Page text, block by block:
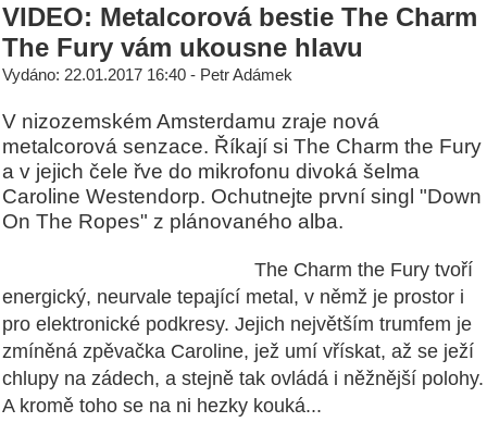
VIDEO: Metalcorová bestie The Charm
The Fury vám ukousne hlavu
Vydáno: 22.01.2017 16:40 - Petr Adámek
V nizozemském Amsterdamu zraje nová
metalcorová senzace. Říkají si The Charm the Fury
a v jejich čele řve do mikrofonu divoká šelma
Caroline Westendorp. Ochutnejte první singl "Down
On The Ropes" z plánovaného alba.
The Charm the Fury tvoří
energický, neurvale tepající metal, v němž je prostor i
pro elektronické podkresy. Jejich největším trumfem je
zmíněná zpěvačka Caroline, jež umí vřískat, až se ježí
chlupy na zádech, a stejně tak ovládá i něžnější polohy.
A kromě toho se na ni hezky kouká...